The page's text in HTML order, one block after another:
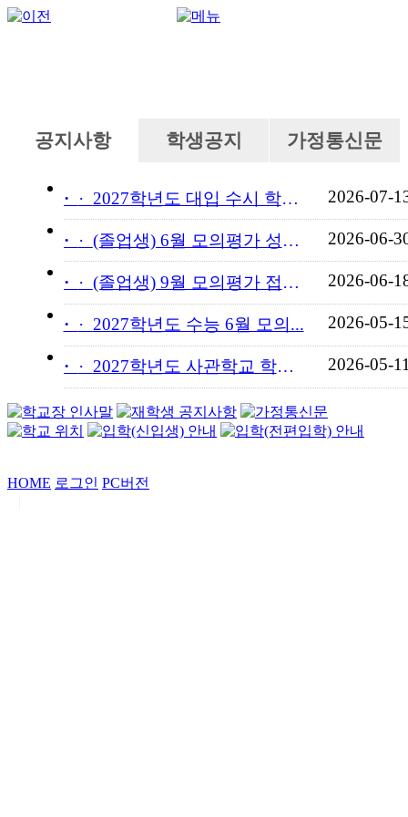
공지사항 학생공지 가정통신문
· 2027학년도 대입 수시 학교... 2026-07-
· (졸업생) 6월 모의평가 성적... 2026-06-
· (졸업생) 9월 모의평가 접수... 2026-06-
· 2027학년도 수능 6월 모의... 2026-05-
· 2027학년도 사관학교 학교장... 2026-05-
HOME 로그인 PC버전